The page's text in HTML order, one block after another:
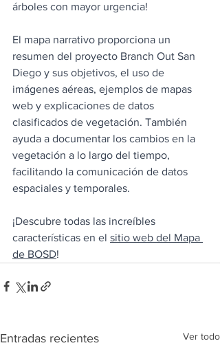
árboles con mayor urgencia!
El mapa narrativo proporciona un
resumen del proyecto Branch Out San
Diego y sus objetivos, el uso de
imágenes aéreas, ejemplos de mapas
web y explicaciones de datos
clasificados de vegetación. También
ayuda a documentar los cambios en la
vegetación a lo largo del tiempo,
facilitando la comunicación de datos
espaciales y temporales.
¡Descubre todas las increíbles
características en el sitio web del Mapa
de BOSD!
Entradas recientes Ver todo